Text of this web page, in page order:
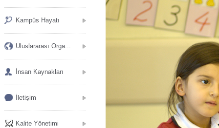
Kampüs Hayatı
Uluslararası Orga...
İnsan Kaynakları
İletişim
Kalite Yönetimi